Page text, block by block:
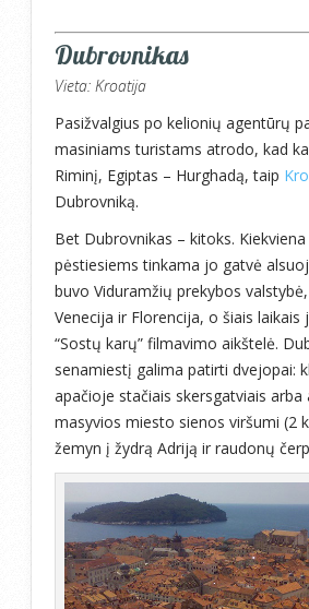
Dubrovnikas
Vieta: Kroatija
Pasižvalgius po kelionių agentūrų
masiniams turistams atrodo, kad
Riminį, Egiptas – Hurghadą, taip
Dubrovniką.
Bet Dubrovnikas – kitoks.
pėstiesiems tinkama jo gatvė
buvo Viduramžių prekybos
Venecija ir Florencija, o šiais laikais
“Sostų karų” filmavimo aikštelė.
senamiestį galima patirti dvejopai:
apačioje stačiais skersgatviais arba
masyvios miesto sienos viršumi (2
žemyn į žydrą Adriją ir raudonų